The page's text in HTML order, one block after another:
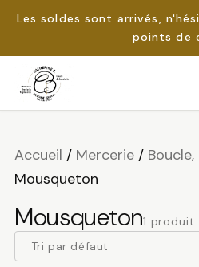
Les soldes sont arrivés,
points de
Passer
Accueil / Mercerie/
Mousqueton
Mousqueton1 produit